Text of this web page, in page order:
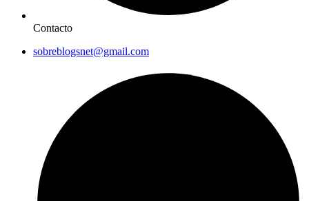
Contacto
sobreblogsnet@gmail.com